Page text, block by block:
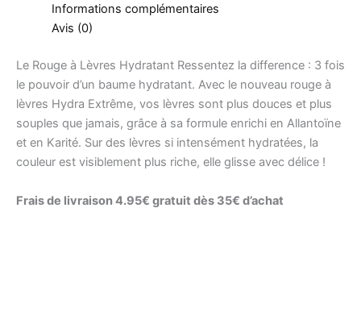
Informations complémentaires
Avis (0)
Le Rouge à Lèvres Hydratant Ressentez la difference : 3 fois
le pouvoir d’un baume hydratant. Avec le nouveau rouge à
lèvres Hydra Extrême, vos lèvres sont plus douces et plus
souples que jamais, grâce à sa formule enrichi en Allantoïne
et en Karité. Sur des lèvres si intensément hydratées, la
couleur est visiblement plus riche, elle glisse avec délice !
Frais de livraison 4.95€ gratuit dès 35€ d’achat